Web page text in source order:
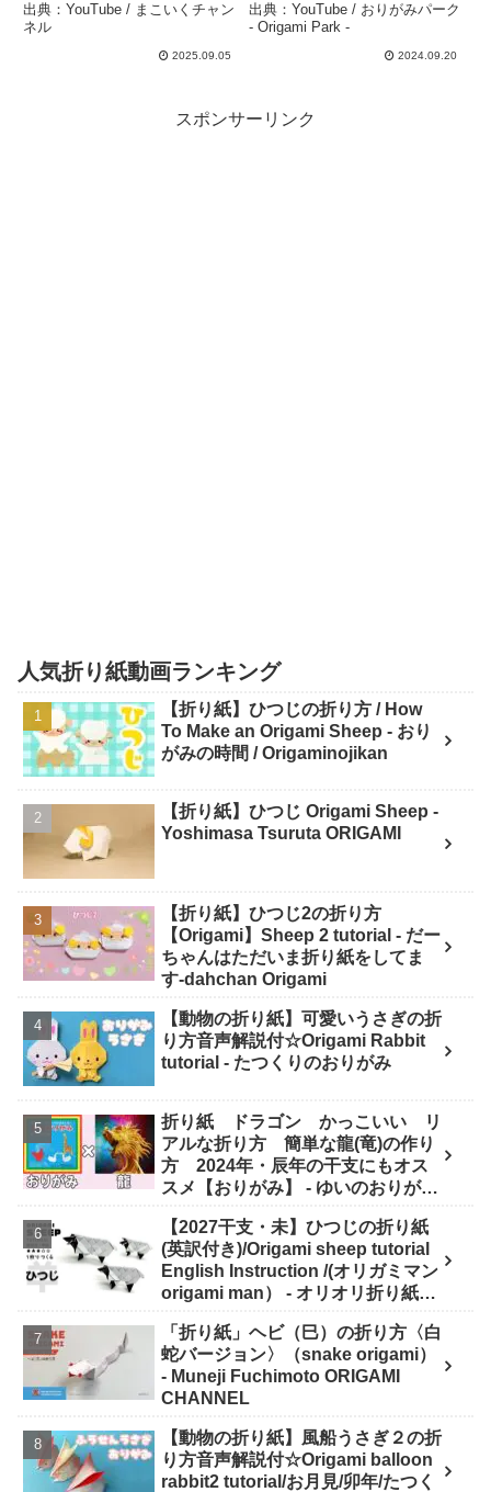
#origamitutorial
#origamieasy – まこいく
出典：YouTube / まこいくチャン
ネル
2025.09.05
Park –
出典：YouTube / おりがみパーク
- Origami Park -
2024.09.20
スポンサーリンク
人気折り紙動画ランキング
【折り紙】ひつじの折り方 / How
To Make an Origami Sheep - おり
がみの時間 / Origaminojikan
【折り紙】ひつじ Origami Sheep -
Yoshimasa Tsuruta ORIGAMI
【折り紙】ひつじ2の折り方
【Origami】Sheep 2 tutorial - だー
ちゃんはただいま折り紙をしてま
す-dahchan Origami
【動物の折り紙】可愛いうさぎの折
り方音声解説付☆Origami Rabbit
tutorial - たつくりのおりがみ
折り紙 ドラゴン かっこいい リ
アルな折り方 簡単な龍(竜)の作り
方 2024年・辰年の干支にもオス
スメ【おりがみ】 - ゆいのおりがみ
【2027干支・未】ひつじの折り紙
(英訳付き)/Origami sheep tutorial
English Instruction /(オリガミマン
origami man） - オリオリ折り紙マ
房あらき)
「折り紙」ヘビ（巳）の折り方〈白
蛇バージョン〉（snake origami）
- Muneji Fuchimoto ORIGAMI
CHANNEL
【動物の折り紙】風船うさぎ２の折
り方音声解説付☆Origami balloon
rabbit2 tutorial/お月見/卯年/たつく